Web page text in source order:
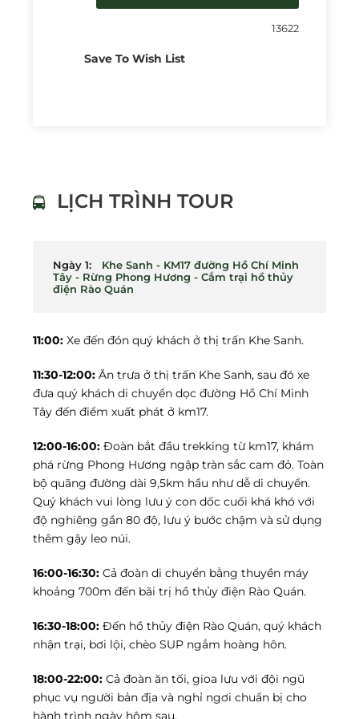
Save To Wish List
13622
LỊCH TRÌNH TOUR
Ngày 1:
Khe Sanh - KM17 đường Hồ Chí Minh
Tây - Rừng Phong Hương - Cắm trại hồ thủy
điện Rào Quán
11:00: Xe đến đón quý khách ở thị trấn Khe Sanh.
11:30-12:00: Ăn trưa ở thị trấn Khe Sanh, sau đó xe
đưa quý khách di chuyển dọc đường Hồ Chí Minh
Tây đến điểm xuất phát ở km17.
12:00-16:00: Đoàn bắt đầu trekking từ km17, khám
phá rừng Phong Hương ngập tràn sắc cam đỏ. Toàn
bộ quãng đường dài 9,5km hầu như dễ di chuyển.
Quý khách vui lòng lưu ý con dốc cuối khá khó với
độ nghiêng gần 80 độ, lưu ý bước chậm và sử dụng
thêm gậy leo núi.
16:00-16:30: Cả đoàn di chuyển bằng thuyền máy
khoảng 700m đến bãi trị hồ thủy điện Rào Quán.
16:30-18:00: Đến hồ thủy điện Rào Quán, quý khách
nhận trại, bơi lội, chèo SUP ngắm hoàng hôn.
18:00-22:00: Cả đoàn ăn tối, gioa lưu với đội ngũ
phục vụ người bản địa và nghỉ ngơi chuẩn bị cho
hành trình ngày hôm sau.